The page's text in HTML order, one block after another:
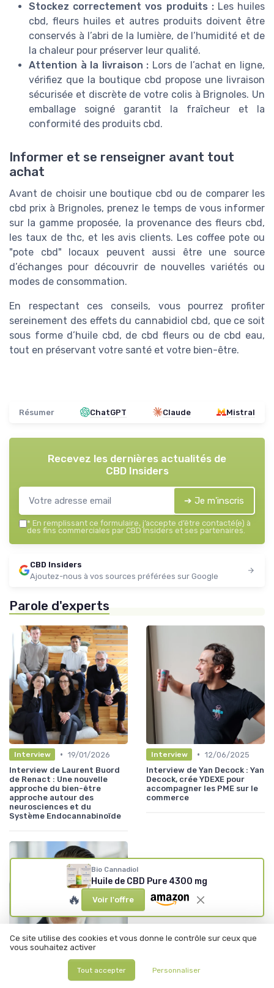
Stockez correctement vos produits :Les huiles
cbd, fleurs huiles et autres produits doivent être
conservés à l’abri de la lumière, de l’humidité et de
la chaleur pour préserver leur qualité.
Attention à la livraison : Lors de l’achat en ligne,
vérifiez que la boutique cbd propose une livraison
sécurisée et discrète de votre colis à Brignoles. Un
emballage soigné garantit la fraîcheur et la
conformité des produits cbd.
Informer et se renseigner avant tout
achat
Avant de choisir une boutique cbd ou de comparer les
cbd prix à Brignoles, prenez le temps de vous informer
sur la gamme proposée, la provenance des fleurs cbd,
les taux de thc, et les avis clients. Les coffee pote ou
"pote cbd" locaux peuvent aussi être une source
d’échanges pour découvrir de nouvelles variétés ou
modes de consommation.
En respectant ces conseils, vous pourrez profiter
sereinement des effets du cannabidiol cbd, que ce soit
sous forme d’huile cbd, de cbd fleurs ou de cbd eau,
tout en préservant votre santé et votre bien-être.
Résumer ChatGPT Claude Mistral
Recevez les dernières actualités de
CBD Insiders
➔ Je m'inscris
* En remplissant ce formulaire, j’accepte d’être contacté(e) à
des fins commerciales par CBD Insiders et ses partenaires.
CBD Insiders
Ajoutez-nous à vos sources préférées sur Google
Parole d'experts
Interview • 19/01/2026
Interview de Laurent Buord
de Renact : Une nouvelle
approche du bien-être
approche autour des
neurosciences et du
Système Endocannabinoïde
Interview • 12/06/2025
Interview de Yan Decock : Yan
Decock, crée YDEXE pour
accompagner les PME sur le
commerce
12/06/2025
Bio Cannadiol
Huile de CBD Pure 4300 mg
🔥 Voir l'offre
Ce site utilise des cookies et vous donne le contrôle sur ceux que
vous souhaitez activer
Tout accepter Personnaliser